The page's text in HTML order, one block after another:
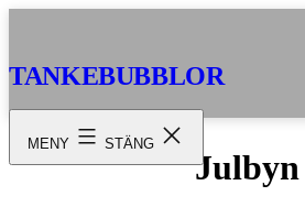
TANKEBUBBLOR
MENY STÄNG
Julbyn